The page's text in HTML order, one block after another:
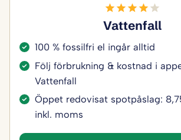
Vattenfall
100 % fossilfri el ingår alltid
Följ förbrukning & kostnad i
Vattenfall
Öppet redovisat spotpåslag:
inkl. moms